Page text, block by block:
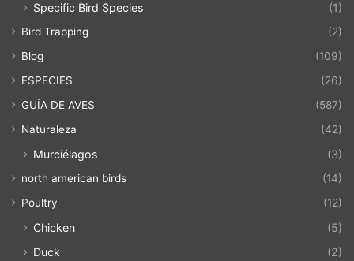
Specific Bird Species (1)
Bird Trapping
(2)
Blog
(109)
ESPECIES
(26)
GUÍA DE AVES
(587)
Naturaleza
(42)
Murciélagos (3)
north american birds
(14)
Poultry
(12)
Chicken
(5)
Duck
(2)